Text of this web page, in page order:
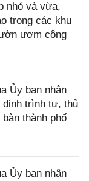
nhỏ và vừa,
trong các khu
ươm công
Ủy ban nhân
định trình tự, thủ
thành phố
Ủy ban nhân